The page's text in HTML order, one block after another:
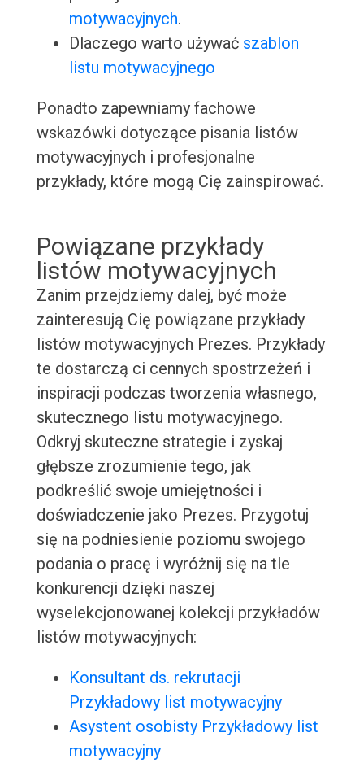
motywacyjnych.
Dlaczego warto używać szablon
listu motywacyjnego
Ponadto zapewniamy fachowe
wskazówki dotyczące pisania listów
motywacyjnych i profesjonalne
przykłady, które mogą Cię zainspirować.
Powiązane przykłady
listów motywacyjnych
Zanim przejdziemy dalej, być może
zainteresują Cię powiązane przykłady
listów motywacyjnych Prezes. Przykłady
te dostarczą ci cennych spostrzeżeń i
inspiracji podczas tworzenia własnego,
skutecznego listu motywacyjnego.
Odkryj skuteczne strategie i zyskaj
głębsze zrozumienie tego, jak
podkreślić swoje umiejętności i
doświadczenie jako Prezes. Przygotuj
się na podniesienie poziomu swojego
podania o pracę i wyróżnij się na tle
konkurencji dzięki naszej
wyselekcjonowanej kolekcji przykładów
listów motywacyjnych:
Konsultant ds. rekrutacji
Przykładowy list motywacyjny
Asystent osobisty Przykładowy list
motywacyjny